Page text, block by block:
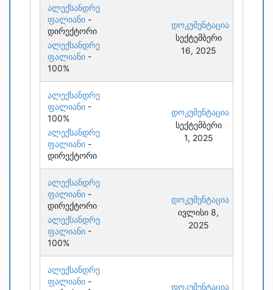
ალექსანდრე
ფალიანი -
დირექტორი
ალექსანდრე
ფალიანი -
100%
დოკუმენტაცია
სექტემბერი
16, 2025
ალექსანდრე
ფალიანი -
100%
ალექსანდრე
ფალიანი -
დირექტორი
დოკუმენტაცია
სექტემბერი
1, 2025
ალექსანდრე
ფალიანი -
დირექტორი
ალექსანდრე
ფალიანი -
100%
დოკუმენტაცია
ივლისი 8,
2025
ალექსანდრე
ფალიანი -
დოკუმენტაცია